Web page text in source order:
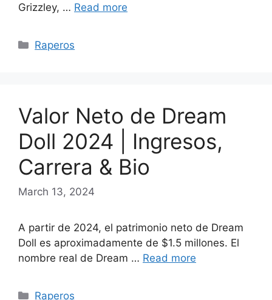
Grizzley, … Read more
Categories
Raperos
Valor Neto de Dream
Doll 2024 | Ingresos,
Carrera & Bio
March 13, 2024
A partir de 2024, el patrimonio neto de Dream
Doll es aproximadamente de $1.5 millones. El
nombre real de Dream … Read more
Categories
Raperos